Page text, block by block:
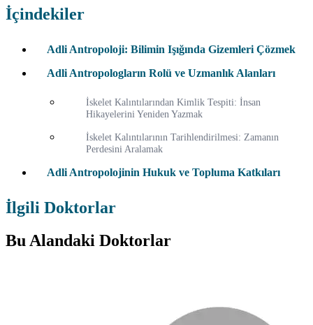
İçindekiler
Adli Antropoloji: Bilimin Işığında Gizemleri Çözmek
Adli Antropologların Rolü ve Uzmanlık Alanları
İskelet Kalıntılarından Kimlik Tespiti: İnsan
Hikayelerini Yeniden Yazmak
İskelet Kalıntılarının Tarihlendirilmesi: Zamanın
Perdesini Aralamak
Adli Antropolojinin Hukuk ve Topluma Katkıları
İlgili Doktorlar
Bu Alandaki Doktorlar